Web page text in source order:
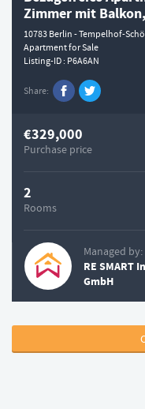
Zimmer mit
10783 Berlin - Tempelhof-
Apartment for Sale
Listing-ID P6A6AN
Share
€329,000
Purchase price
2
Rooms
Managed by:
RE SMART
GmbH